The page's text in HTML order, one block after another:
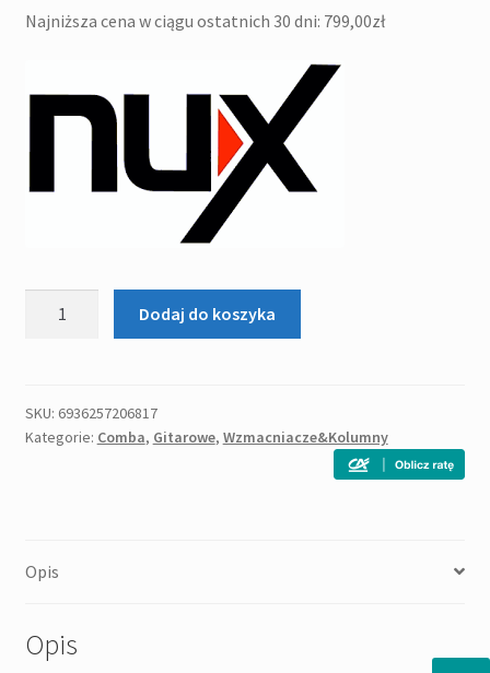
Najniższa cena w ciągu ostatnich 30 dni: 799,00zł
Dodaj do koszyka
SKU: 6936257206817
Kategorie: Comba, Gitarowe, Wzmacniacze&Kolumny
Opis
Opis